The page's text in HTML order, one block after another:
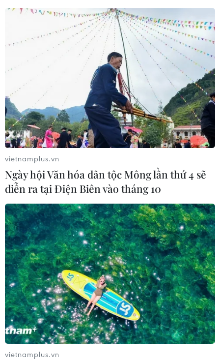
TIN CÙNG CHUYÊN MỤC
Ớt nhập khẩu từ Mexico khiến hàng
trăm người tiêu dùng Mỹ nhiễm
khuẩn Salmonella
vietnamplus.vn
Ngày hội Văn hóa dân tộc Mông lần thứ 4 sẽ
diễn ra tại Điện Biên vào tháng 10
vietnamplus.vn